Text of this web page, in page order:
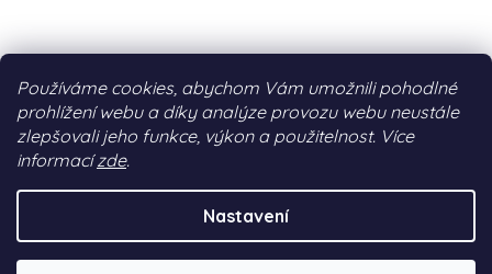
Používáme cookies, abychom Vám umožnili pohodlné
prohlížení webu a díky analýze provozu webu neustále
zlepšovali jeho funkce, výkon a použitelnost. Více
informacízde.
Nastavení
Copyright 2026Barefootboty.cz (by PURE MOTION®).